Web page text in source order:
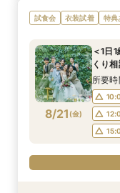
8/20(木)
【10
ン×お
8/20(木)
【大切
ペット
8/20(木)
＜初
たり相
8/20(木)
【遠
豪華5
8/20(木)
マイ
門フォ
試食会 衣装試着 特典
8/21 (金)
＜1日
くり
所要